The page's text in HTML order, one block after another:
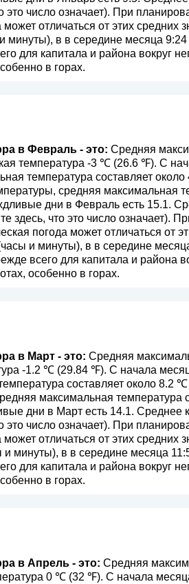
это число означает). При
отличаться от этих средних
минуты), в в середине месяца
для капитала и района вокруг
в горах.
в Февраль - это: Средняя
температура -3 ℃ (26.6 ℉). С
температура составляет
средняя максимальная
дни в Февраль есть 15.1.
здесь, что это число означает).
погода может отличаться от
и минуты), в в середине
всего для капитала и района
особенно в горах.
в Март - это: Средняя
-1.2 ℃ (29.84 ℉). С начала
составляет около
максимальная температура
дни в Март есть 14.1. Среднее
это число означает). При
отличаться от этих средних
и минуты), в в середине месяца
для капитала и района вокруг
в горах.
в Апрель - это: Средняя
0 ℃ (32 ℉). С начала